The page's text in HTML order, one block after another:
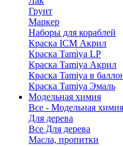
Грунт
Маркер
Наборы для кораблей
Краска ICM Акрил
Краска Tamiya LP
Краска Tamiya Акрил
Краска Tamiya в
Краска Tamiya Эмаль
Модельная химия
Все - Модельная химия
Для дерева
Все Для дерева
Масла, пропитки